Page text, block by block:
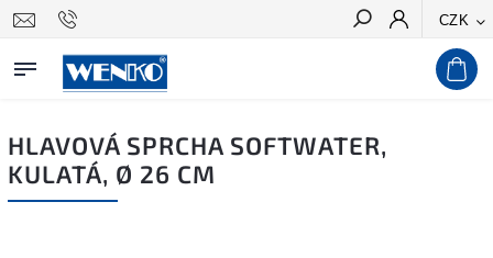
CZK
Hledat
HLAVOVÁ SPRCHA SOFTWATER,
KULATÁ, Ø 26 CM